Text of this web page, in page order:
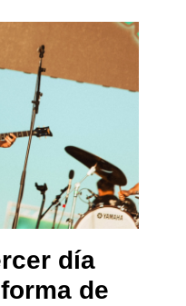
día
de